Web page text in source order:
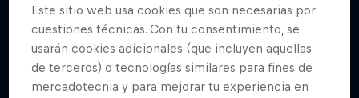
Este sitio web usa cookies que son necesarias por
cuestiones técnicas. Con tu consentimiento, se
usarán cookies adicionales (que incluyen aquellas
de terceros) o tecnologías similares para fines de
mercadotecnia y para mejorar tu experiencia en